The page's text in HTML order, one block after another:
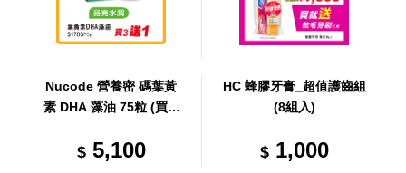
Nucode 營養密 碼葉黃
素 DHA 藻油 75粒 (買 3
$5,100
HC 蜂膠牙膏_超值護齒組
(8組入)
$1,000